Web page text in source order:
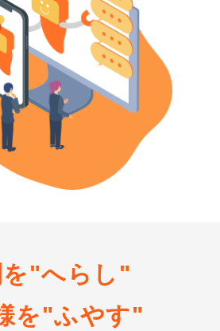
"へらし"
を"ふやす"